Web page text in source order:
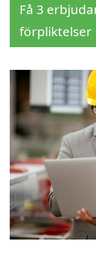
Få 3
förpliktelser